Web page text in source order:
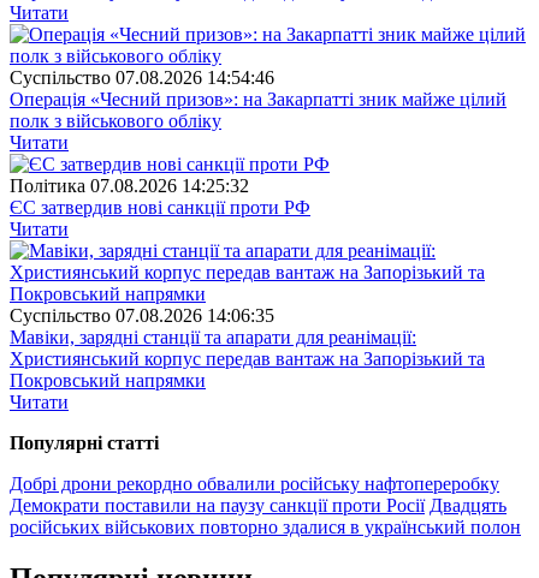
Читати
Суспiльство 07.08.2026 14:54:46
Операція «Чесний призов»: на Закарпатті зник майже цілий
полк з військового обліку
Читати
Полiтика 07.08.2026 14:25:32
ЄС затвердив нові санкції проти РФ
Читати
Суспiльство 07.08.2026 14:06:35
Мавіки, зарядні станції та апарати для реанімації:
Християнський корпус передав вантаж на Запорізький та
Покровський напрямки
Читати
Популярнi статтi
Добрі дрони рекордно обвалили російську нафтопереробку
Демократи поставили на паузу санкції проти Росії Двадцять
російських військових повторно здалися в український полон